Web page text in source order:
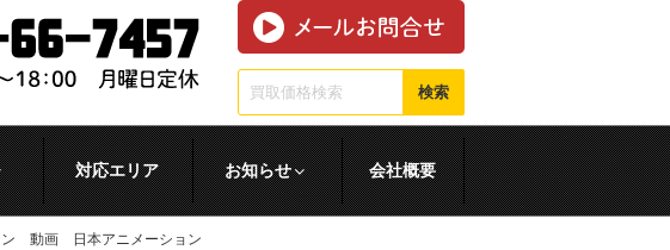
検索
対応エリア お知らせ 会社概要
ン 動画 日本アニメーション